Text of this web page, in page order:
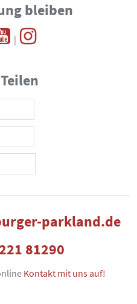
bleiben
|
parkland.de
81290
Kontakt mit uns auf!